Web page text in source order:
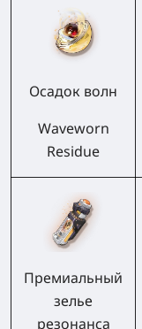
Осадок волн
Waveworn
Residue
Премиальный
зелье
резонанса